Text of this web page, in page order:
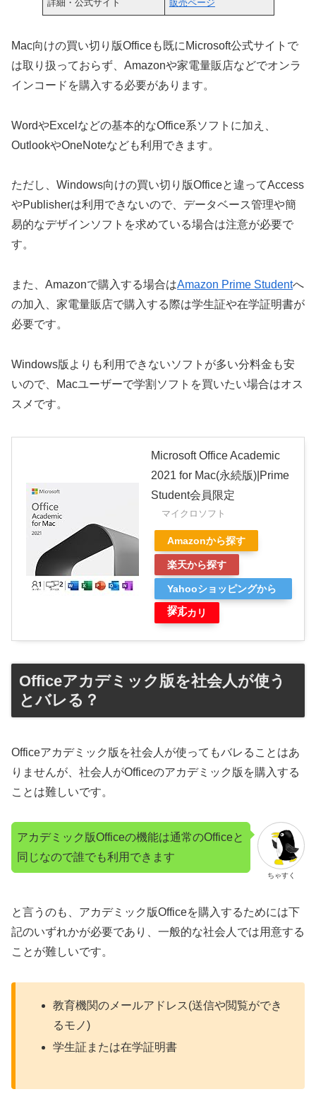
詳細・公式サイト 販売ページ
Mac向けの買い切り版Officeも既にMicrosoft公式サイトで
は取り扱っておらず、Amazonや家電量販店などでオンラ
インコードを購入する必要があります。
WordやExcelなどの基本的なOffice系ソフトに加え、
OutlookやOneNoteなども利用できます。
ただし、Windows向けの買い切り版Officeと違ってAccess
やPublisherは利用できないので、データベース管理や簡
易的なデザインソフトを求めている場合は注意が必要で
す。
また、Amazonで購入する場合はAmazon Prime Studentへ
の加入、家電量販店で購入する際は学生証や在学証明書が
必要です。
Windows版よりも利用できないソフトが多い分料金も安
いので、Macユーザーで学割ソフトを買いたい場合はオス
スメです。
Microsoft Office Academic
2021 for Mac(永続版)|Prime
Student会員限定
マイクロソフト
Amazonから探す
楽天から探す
Yahooショッピングから
探す
メルカリ
Officeアカデミック版を社会人が使う
とバレる？
Officeアカデミック版を社会人が使ってもバレることはあ
りませんが、社会人がOfficeのアカデミック版を購入する
ことは難しいです。
ちゃすく
アカデミック版Officeの機能は通常のOfficeと
同じなので誰でも利用できます
と言うのも、アカデミック版Officeを購入するためには下
記のいずれかが必要であり、一般的な社会人では用意する
ことが難しいです。
教育機関のメールアドレス(送信や閲覧ができ
るモノ)
学生証または在学証明書